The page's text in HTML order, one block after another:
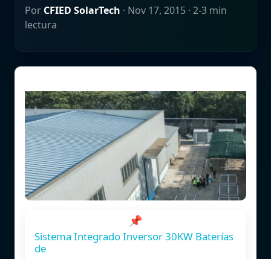
Por CFIED SolarTech · Nov 17, 2015 · 2-3 min
lectura
📌
Sistema Integrado Inversor 30KW Baterías
de